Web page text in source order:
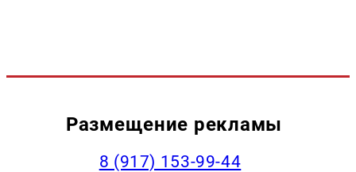
Размещение рекламы
‭8 (917) 153-99-44